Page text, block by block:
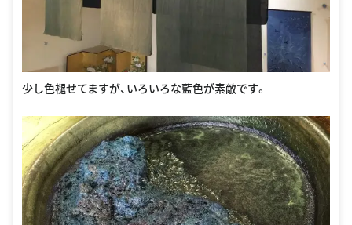
少し色褪せてますが、いろいろな藍色が素敵です。